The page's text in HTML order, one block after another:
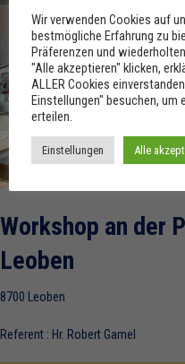
Workshop an der
Leoben
8700 Leoben
Referent : Hr. Robert Gamel
Wir verwenden Cookies auf
bestmögliche Erfahrung zu
Präferenzen und
"Alle akzeptieren" klicken,
ALLER Cookies
Einstellungen" besuchen,
erteilen.
Einstellungen Alle